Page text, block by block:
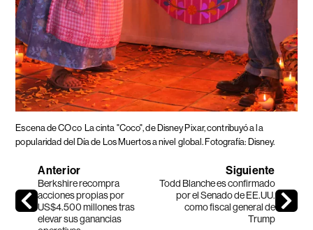
Escena de COco La cinta "Coco", de Disney Pixar, contribuyó a la
popularidad del Día de Los Muertos a nivel global. Fotografía: Disney.
Anterior
Berkshire recompra
acciones propias por
US$4.500 millones tras
elevar sus ganancias
Siguiente
Todd Blanche es confirmado
por el Senado de EE.UU.
como fiscal general de
Trump